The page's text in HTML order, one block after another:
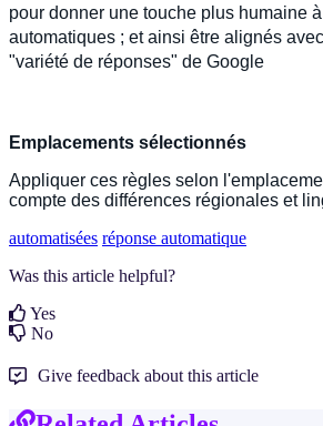
pour donner une touche plus humaine
automatiques ; et ainsi être alignés
"variété de réponses" de Google
Emplacements sélectionnés
Appliquer ces règles selon
compte des différences régionales et
automatisées réponse automatique
Was this article helpful?
Yes
No
Give feedback about this article